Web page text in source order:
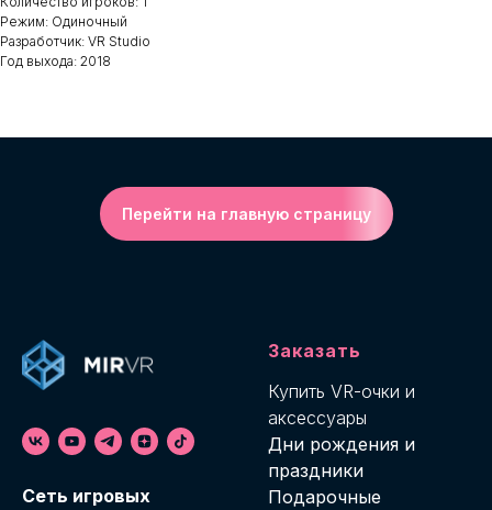
Режим: Одиночный
Разработчик: VR Studio
Год выхода: 2018
Перейти на главную страницу
Cеть игровых
Заказать
Купить VR-очки и
аксессуары
Дни рождения и
праздники
Подарочные